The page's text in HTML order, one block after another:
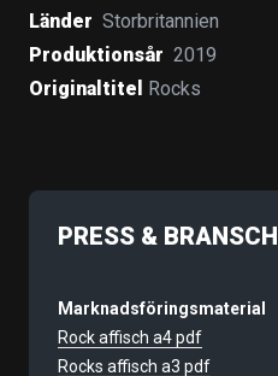
Länder Storbritannien
Produktionsår 2019
Originaltitel Rocks
PRESS & BRANSCH
Marknadsföringsmaterial
Rock affisch a4 pdf
Rocks affisch a3 pdf